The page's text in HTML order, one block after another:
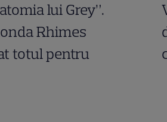
lui Grey”.
Rhimes
totul pentru